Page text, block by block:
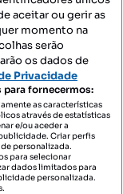
aceitar ou gerir as
momento na
serão
os dados de
Privacidade
para fornecermos:
as características
através de estatísticas
e/ou aceder a
Criar perfis
personalizada.
para selecionar
dados limitados para
personalizada.